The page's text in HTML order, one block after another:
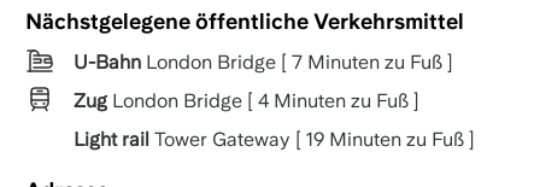
Nächstgelegene öffentliche Verkehrsmittel
U-BahnLondon Bridge [ 7 Minuten zu Fuß ]
ZugLondon Bridge [ 4 Minuten zu Fuß ]
Light rail Tower Gateway [ 19 Minuten zu Fuß ]